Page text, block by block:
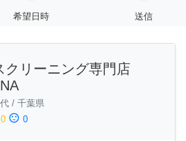
希望日時 送信
クリーニング専門店
/ 千葉県
0 sentiment_dissatisfied 0